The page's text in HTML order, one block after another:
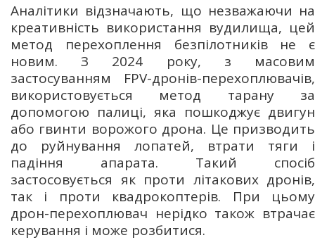
Аналітики відзначають, що незважаючи на
креативність використання вудилища, цей
метод перехоплення безпілотників не є
новим. З 2024 року, з масовим
застосуванням FPV-дронів-перехоплювачів,
використовується метод тарану за
допомогою палиці, яка пошкоджує двигун
або гвинти ворожого дрона. Це призводить
до руйнування лопатей, втрати тяги і
падіння апарата. Такий спосіб
застосовується як проти літакових дронів,
так і проти квадрокоптерів. При цьому
дрон-перехоплювач нерідко також втрачає
керування і може розбитися.